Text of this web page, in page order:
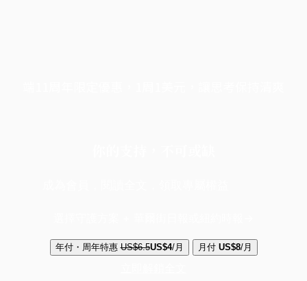
年付・周年特惠 US$6.5US$4/月 月付 US$8/月